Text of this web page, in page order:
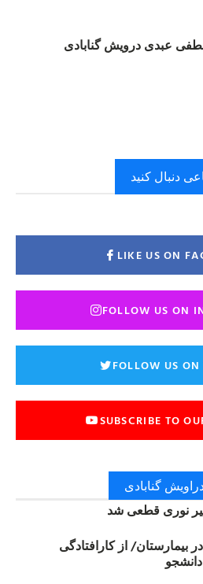
عبدی درویش گنابادی
دنبال کنید
LIKE US ON
FOLLOW US ON
FOLLOW US ON
SUBSCRIBE TO
گنابادی
نوری قطعی شد
بیمارستان/ از کارافتادگی